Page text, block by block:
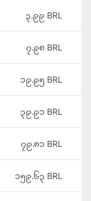
၃.၉၉ BRL
၇.၉၈ BRL
၁၉.၉၅ BRL
၃၉.၉၁ BRL
၇၉.၈၁ BRL
၁၅၉.၆၃ BRL